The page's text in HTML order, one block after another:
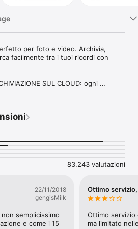
per foto e video. Archivia,
facilmente tra i tuoi ricordi con
SUL CLOUD: ogni
su tutti i tuoi dispositivi.
BASATI SULL'AI: apporta modifiche
Rimuovi gli elementi di disturbo
Magica. Migliora le foto sfocate con
l'illuminazione e la luminosità con
cerca facilmente tra le tue foto in
ad esempio "Io e Alice che
83.243 valutazioni
22/11/2018
gengisMilk
semplicissimo
e come i 15
Ottimo
Ottimo servizio
ma limitato